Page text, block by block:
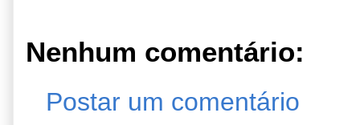
Nenhum comentário:
Postar um comentário